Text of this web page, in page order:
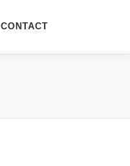
CONTACT